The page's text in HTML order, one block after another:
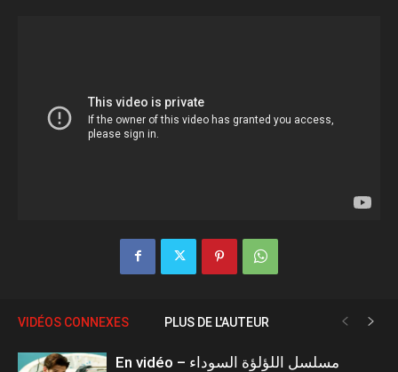
VIDÉOS CONNEXES PLUS DE L'AUTEUR
En vidéo – مسلسل اللؤلؤة السوداء